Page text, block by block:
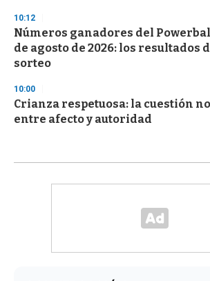
10:12
Números ganadores del
de agosto de 2026: los resultados
sorteo
10:00
Crianza respetuosa: la cuestión
entre afecto y autoridad